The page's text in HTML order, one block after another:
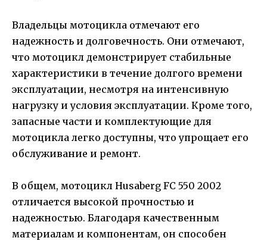
Владельцы мотоцикла отмечают его
надежность и долговечность. Они отмечают,
что мотоцикл демонстрирует стабильные
характеристики в течение долгого времени
эксплуатации, несмотря на интенсивную
нагрузку и условия эксплуатации. Кроме того,
запасные части и комплектующие для
мотоцикла легко доступны, что упрощает его
обслуживание и ремонт.
В общем, мотоцикл Husaberg FC 550 2002
отличается высокой прочностью и
надежностью. Благодаря качественным
материалам и компонентам, он способен